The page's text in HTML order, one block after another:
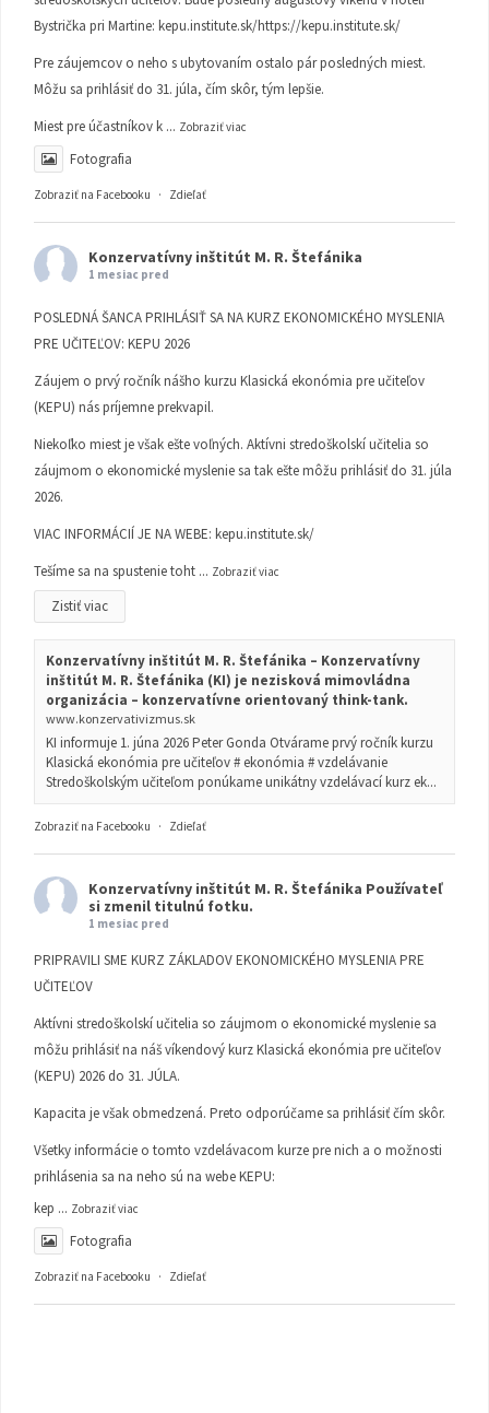
Bystrička pri Martine: kepu.institute.sk/https://kepu.institute.sk/
Pre záujemcov o neho s ubytovaním ostalo pár posledných miest.
Môžu sa prihlásiť do 31. júla, čím skôr, tým lepšie.
Miest pre účastníkov k ... Zobraziť viac
Fotografia
Zobraziť na Facebooku · Zdieľať
Konzervatívny inštitút M. R. Štefánika
1 mesiac pred
POSLEDNÁ ŠANCA PRIHLÁSIŤ SA NA KURZ EKONOMICKÉHO MYSLENIA
PRE UČITEĽOV: KEPU 2026
Záujem o prvý ročník nášho kurzu Klasická ekonómia pre učiteľov
(KEPU) nás príjemne prekvapil.
Niekoľko miest je však ešte voľných. Aktívni stredoškolskí učitelia so
záujmom o ekonomické myslenie sa tak ešte môžu prihlásiť do 31. júla
2026.
VIAC INFORMÁCIÍ JE NA WEBE: kepu.institute.sk/
Tešíme sa na spustenie toht ... Zobraziť viac
Zistiť viac
Konzervatívny inštitút M. R. Štefánika – Konzervatívny
inštitút M. R. Štefánika (KI) je nezisková mimovládna
organizácia – konzervatívne orientovaný think-tank.
www.konzervativizmus.sk
KI informuje 1. júna 2026 Peter Gonda Otvárame prvý ročník kurzu
Klasická ekonómia pre učiteľov # ekonómia # vzdelávanie
Stredoškolským učiteľom ponúkame unikátny vzdelávací kurz ek...
Zobraziť na Facebooku · Zdieľať
Konzervatívny inštitút M. R. Štefánika Používateľ
si zmenil titulnú fotku.
1 mesiac pred
PRIPRAVILI SME KURZ ZÁKLADOV EKONOMICKÉHO MYSLENIA PRE
UČITEĽOV
Aktívni stredoškolskí učitelia so záujmom o ekonomické myslenie sa
môžu prihlásiť na náš víkendový kurz Klasická ekonómia pre učiteľov
(KEPU) 2026 do 31. JÚLA.
Kapacita je však obmedzená. Preto odporúčame sa prihlásiť čím skôr.
Všetky informácie o tomto vzdelávacom kurze pre nich a o možnosti
prihlásenia sa na neho sú na webe KEPU:
kep ... Zobraziť viac
Fotografia
Zobraziť na Facebooku · Zdieľať